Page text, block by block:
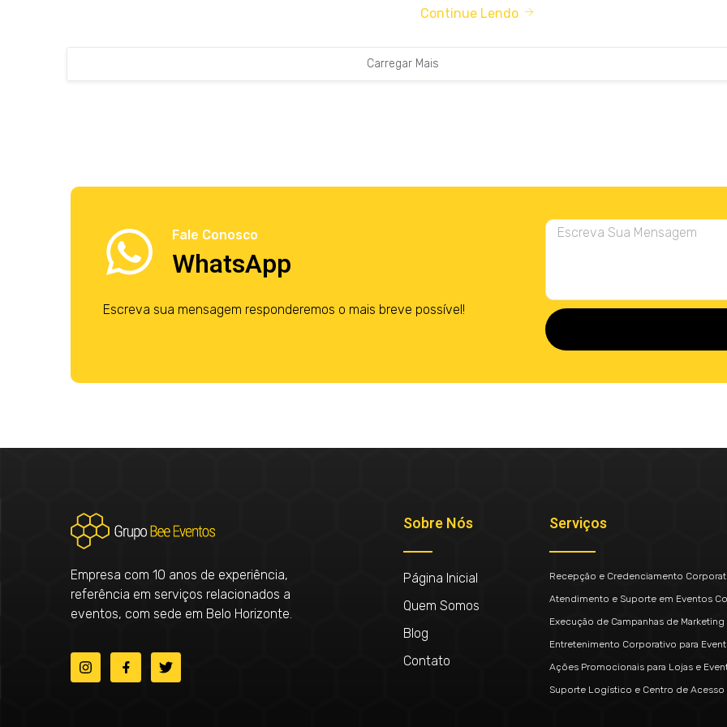
Continue Lendo
Carregar Mais
Fale Conosco
WhatsApp
Escreva sua mensagem responderemos o mais breve possível!
Empresa com 10 anos de experiência,
referência em serviços relacionados a
eventos, com sede em Belo Horizonte.
Sobre Nós
Página Inicial
Quem Somos
Blog
Contato
Serviços
Recepção e Credenciamento
Atendimento e Suporte em Eventos
Execução de Campanhas de
Entretenimento Corporativo para
Ações Promocionais para Lojas e
Suporte Logístico e Centro de Acesso